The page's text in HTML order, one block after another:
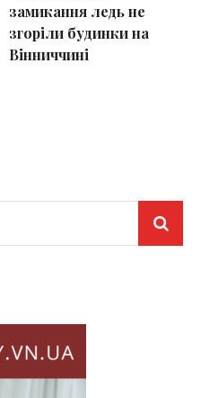
замикання ледь не
згоріли будинки на
Вінниччині